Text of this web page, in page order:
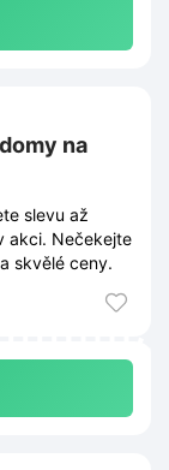
na
slevu až
akci. Nečekejte
skvělé ceny.